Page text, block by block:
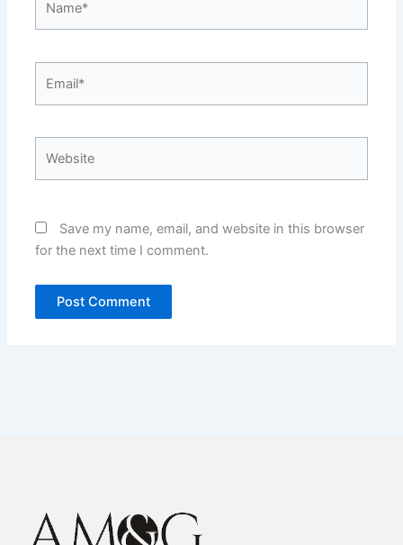
Save my name, email, and website in this browser
for the next time I comment.